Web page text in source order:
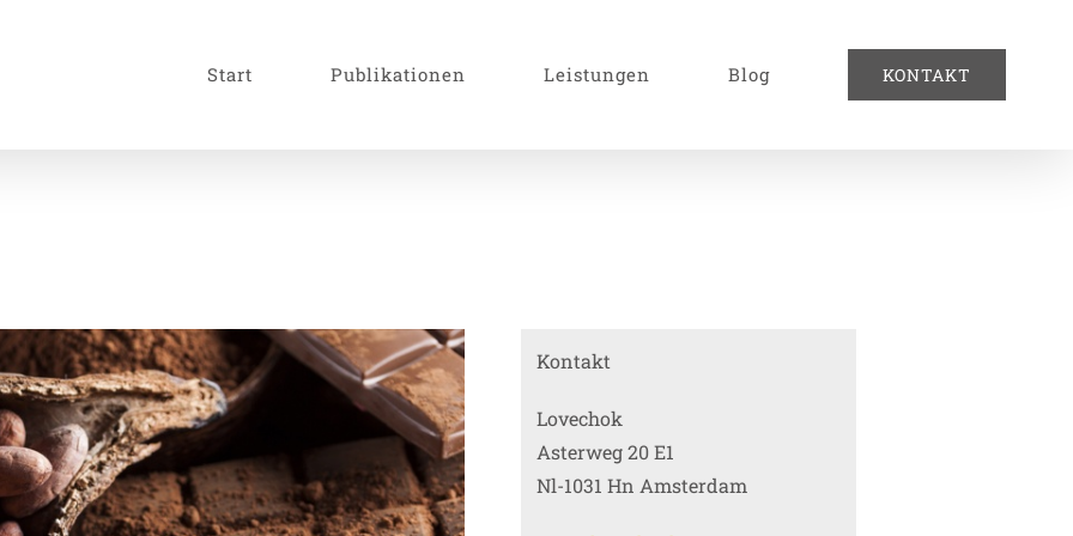
Start Publikationen Leistungen Blog KONTAKT
Kontakt
Lovechok
Asterweg 20 E1
Nl-1031 Hn Amsterdam